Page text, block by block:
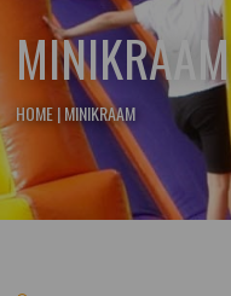
MINIKRAAM
HOME|MINIKRAAM